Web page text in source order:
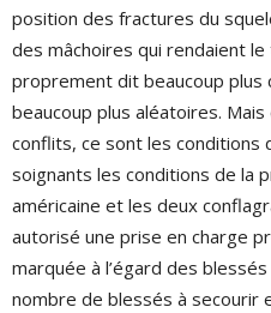
position des fractures du
des mâchoires qui rendaient
proprement dit beaucoup
beaucoup plus aléatoires.
conflits, ce sont les conditions
soignants les conditions de la
américaine et les deux
autorisé une prise en charge
marquée à l’égard des
nombre de blessés à